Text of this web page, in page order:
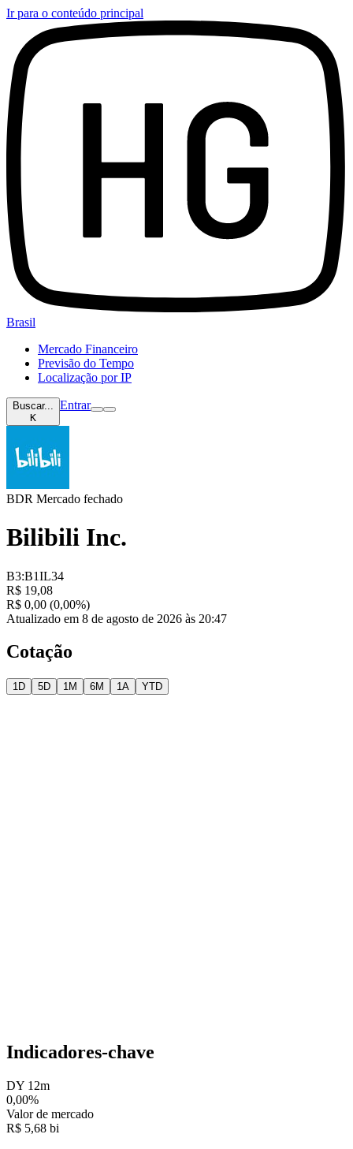
Ir para o conteúdo principal
Brasil
Mercado Financeiro
Previsão do Tempo
Localização por IP
Buscar...
K
Entrar
BDR Mercado fechado
Bilibili Inc.
B3:B1IL34
R$ 19,08
R$ 0,00 (0,00%)
Atualizado em 8 de agosto de 2026 às 20:47
Cotação
1D 5D 1M 6M 1A YTD
Indicadores-chave
DY 12m
0,00%
Valor de mercado
R$ 5,68 bi